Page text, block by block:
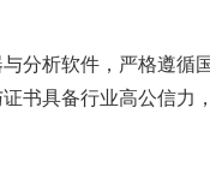
分析软件，严格遵
书具备行业高公信